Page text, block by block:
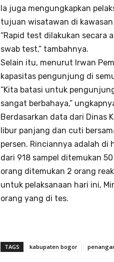
Ia juga mengungkapkan
tujuan wisatawan di kawasan
“Rapid test dilakukan secara
swab test,” tambahnya.
Selain itu, menurut Irwan
kapasitas pengunjung di
“Kita batasi untuk
sangat berbahaya,”
Berdasarkan data dari Dinas
libur panjang dan cuti
persen. Rinciannya adalah
dari 918 sampel ditemukan
orang ditemukan 2 orang
untuk pelaksanaan hari ini,
orang yang di tes.
TAGS kabupaten bogor